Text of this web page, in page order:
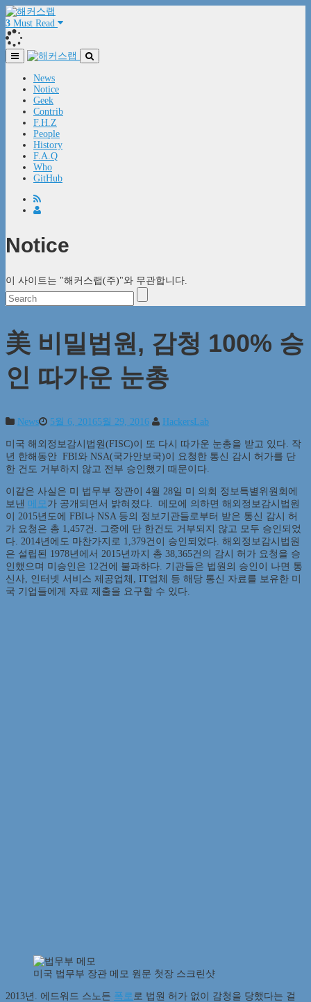
3 Must Read
News
Notice
Geek
Contrib
F.H.Z
People
History
F.A.Q
Who
GitHub
Notice
이 사이트는 "해커스랩(주)"와 무관합니다.
美 비밀법원, 감청 100% 승
인 따가운 눈총
News 5월 6, 20165월 29, 2016 HackersLab
미국 해외정보감시법원(FISC)이 또 다시 따가운 눈총을 받고 있다. 작
년 한해동안 FBI와 NSA(국가안보국)이 요청한 통신 감시 허가를 단
한 건도 거부하지 않고 전부 승인했기 때문이다.
이같은 사실은 미 법무부 장관이 4월 28일 미 의회 정보특별위원회에
보낸 메모 가 공개되면서 밝혀졌다. 메모에 의하면 해외정보감시법원
이 2015년도에 FBI나 NSA 등의 정보기관들로부터 받은 통신 감시 허
가 요청은 총 1,457건. 그중에 단 한건도 거부되지 않고 모두 승인되었
다. 2014년에도 마찬가지로 1,379건이 승인되었다. 해외정보감시법원
은 설립된 1978년에서 2015년까지 총 38,365건의 감시 허가 요청을 승
인했으며 미승인은 12건에 불과하다. 기관들은 법원의 승인이 나면 통
신사, 인터넷 서비스 제공업체, IT업체 등 해당 통신 자료를 보유한 미
국 기업들에게 자료 제출을 요구할 수 있다.
미국 법무부 장관 메모 원문 첫장 스크린샷
2013년. 에드워드 스노든 폭로 로 법원 허가 없이 감청을 당했다는 걸